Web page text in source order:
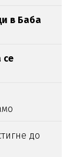
в Баба
се
до